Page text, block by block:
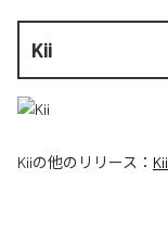
Kii
Kiiの他のリリース： Kii